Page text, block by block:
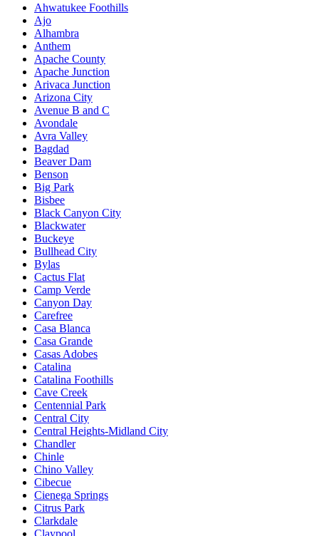
Ahwatukee Foothills
Ajo
Alhambra
Anthem
Apache County
Apache Junction
Arivaca Junction
Arizona City
Avenue B and C
Avondale
Avra Valley
Bagdad
Beaver Dam
Benson
Big Park
Bisbee
Black Canyon City
Blackwater
Buckeye
Bullhead City
Bylas
Cactus Flat
Camp Verde
Canyon Day
Carefree
Casa Blanca
Casa Grande
Casas Adobes
Catalina
Catalina Foothills
Cave Creek
Centennial Park
Central City
Central Heights-Midland City
Chandler
Chinle
Chino Valley
Cibecue
Cienega Springs
Citrus Park
Clarkdale
Claypool